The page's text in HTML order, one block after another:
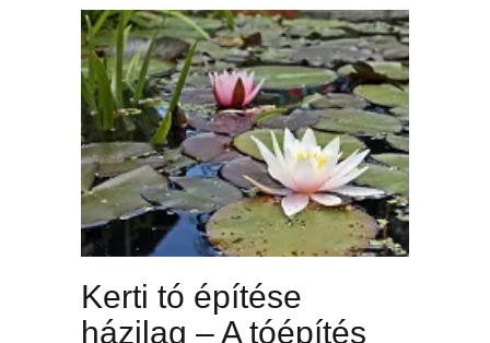
Kerti tó építése
házilag – A tóépítés